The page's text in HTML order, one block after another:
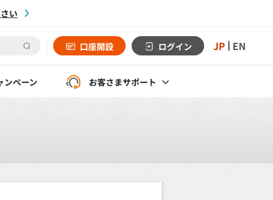
い
口座開設 ログイン JP EN
ンペーン お客さまサポート